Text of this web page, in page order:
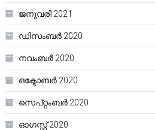
ജനുവരി 2021
ഡിസംബർ 2020
നവംബർ 2020
ഒക്ടോബർ 2020
സെപ്റ്റംബർ 2020
ഓഗസ്റ്റ്‌ 2020